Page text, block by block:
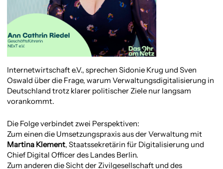
Internetwirtschaft e.V., sprechen Sidonie Krug und Sven
Oswald über die Frage, warum Verwaltungsdigitalisierung in
Deutschland trotz klarer politischer Ziele nur langsam
vorankommt.
Die Folge verbindet zwei Perspektiven:
Zum einen die Umsetzungspraxis aus der Verwaltung mit
Martina Klement, Staatssekretärin für Digitalisierung und
Chief Digital Officer des Landes Berlin.
Zum anderen die Sicht der Zivilgesellschaft und des